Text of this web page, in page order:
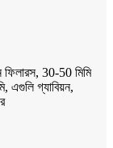
ফিলারস, 30-50 মিমি
এগুলি গ্যাবিয়ন,